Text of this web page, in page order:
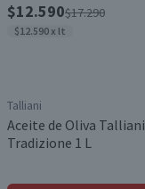
$12.590$17.290
$12.590 x lt
Talliani
Aceite de Oliva Talliani
Tradizione 1 L